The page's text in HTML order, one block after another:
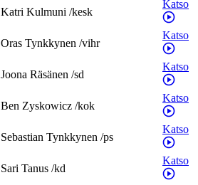
Katri Kulmuni /kesk
Katso
Oras Tynkkynen /vihr
Katso
Joona Räsänen /sd
Katso
Ben Zyskowicz /kok
Katso
Sebastian Tynkkynen /ps
Katso
Sari Tanus /kd
Katso